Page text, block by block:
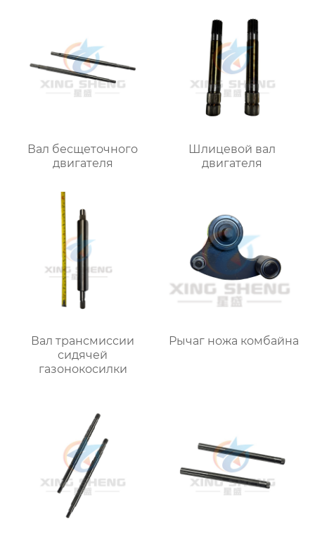
Вал бесщеточного
двигателя
Шлицевой вал
двигателя
Вал трансмиссии
сидячей
газонокосилки
Рычаг ножа комбайна